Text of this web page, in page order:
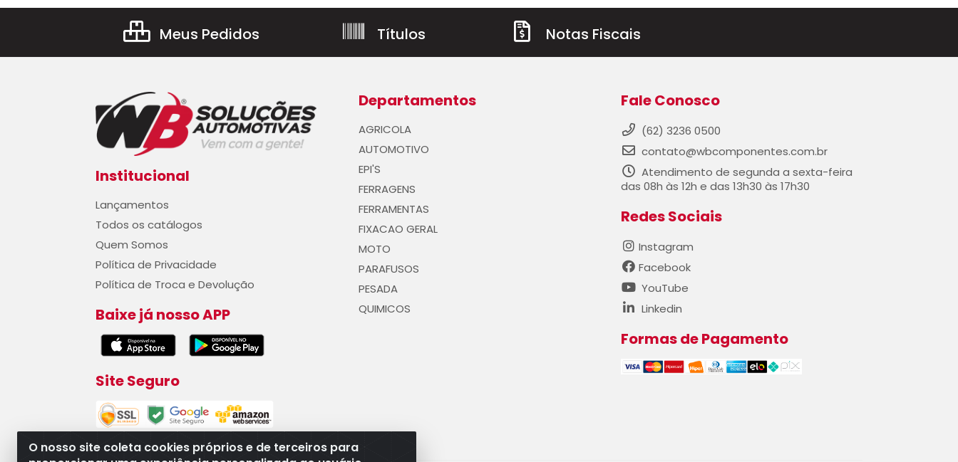
O nosso site coleta cookies próprios e de terceiros para
Meus Pedidos Títulos Notas Fiscais
Institucional
Lançamentos
Todos os catálogos
Quem Somos
Política de Privacidade
Política de Troca e Devolução
Baixe já nosso APP
Site Seguro
Departamentos
AGRICOLA
AUTOMOTIVO
EPI'S
FERRAGENS
FERRAMENTAS
FIXACAO GERAL
MOTO
PARAFUSOS
PESADA
QUIMICOS
Fale Conosco
(62) 3236 0500
contato@wbcomponentes.com.br
Atendimento de segunda a sexta-feira
das 08h às 12h e das 13h30 às 17h30
Redes Sociais
Instagram
Facebook
YouTube
Linkedin
Formas de Pagamento